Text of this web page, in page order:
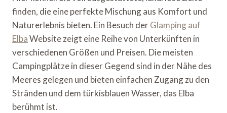
finden, die eine perfekte Mischung aus Komfort und
Naturerlebnis bieten. Ein Besuch derGlamping auf
ElbaWebsite zeigt eine Reihe von Unterkünften in
verschiedenen Größen und Preisen. Die meisten
Campingplätze in dieser Gegend sind in der Nähe des
Meeres gelegen und bieten einfachen Zugang zu den
Stränden und dem türkisblauen Wasser, das Elba
berühmt ist.